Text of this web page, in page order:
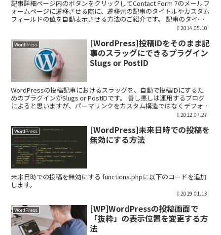
記事詳細ページ内のボタンをクリックしてContact Form 7のメールフ
ォームページに遷移させる際に、遷移元の記事のタイトルやカスタム
フィールドの値を自動表示させる方法のご紹介です。 記事のタイト
2014.05.10
WordPress
[WordPress]投稿IDをそのまま記
事のスラッグにできるプラグイン
Slugs or PostID
WordPressの投稿記事におけるスラッグを、自動で投稿IDにするた
めのプラグインがSlugs or PostIDです。 善し悪しは運用するブログ
によると思いますが、パーマリンクをカスタム構造ではなくデフォル
2012.07.27
WordPress
[WordPress]未来日時での投稿を
無効にする方法
未来日時での投稿を無効にする functions.phpに以下のコードを追加
します。
2019.01.13
WordPress
[WP]WordPressの投稿画面で
「抜粋」の表示位置を変更する方
法